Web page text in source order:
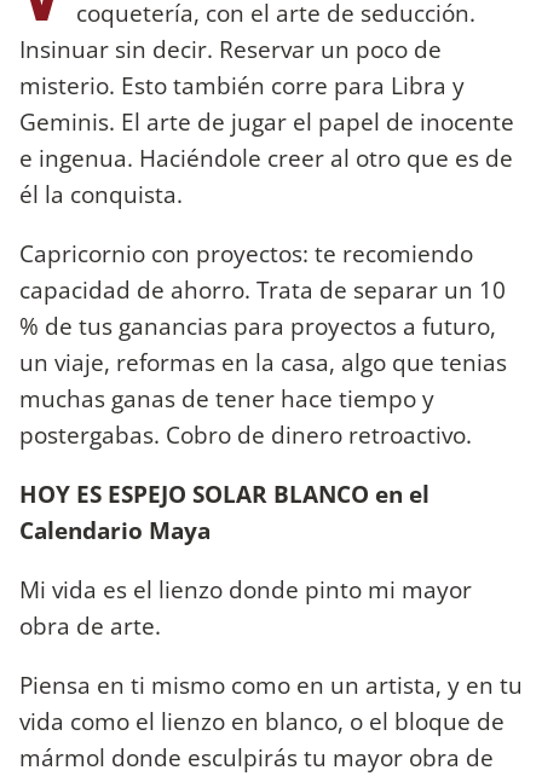
coquetería, con el arte de seducción.
Insinuar sin decir. Reservar un poco de
misterio. Esto también corre para Libra y
Geminis. El arte de jugar el papel de inocente
e ingenua. Haciéndole creer al otro que es de
él la conquista.
Capricornio con proyectos: te recomiendo
capacidad de ahorro. Trata de separar un 10
% de tus ganancias para proyectos a futuro,
un viaje, reformas en la casa, algo que tenias
muchas ganas de tener hace tiempo y
postergabas. Cobro de dinero retroactivo.
HOY ES ESPEJO SOLAR BLANCO en el
Calendario Maya
Mi vida es el lienzo donde pinto mi mayor
obra de arte.
Piensa en ti mismo como en un artista, y en tu
vida como el lienzo en blanco, o el bloque de
mármol donde esculpirás tu mayor obra de